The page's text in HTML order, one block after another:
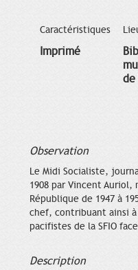
Caractéristiques
Imprimé
de
Observation
Le Midi Socialiste,
1908 par Vincent
République de 1947 à
chef, contribuant ainsi
pacifistes de la SFIO
Description